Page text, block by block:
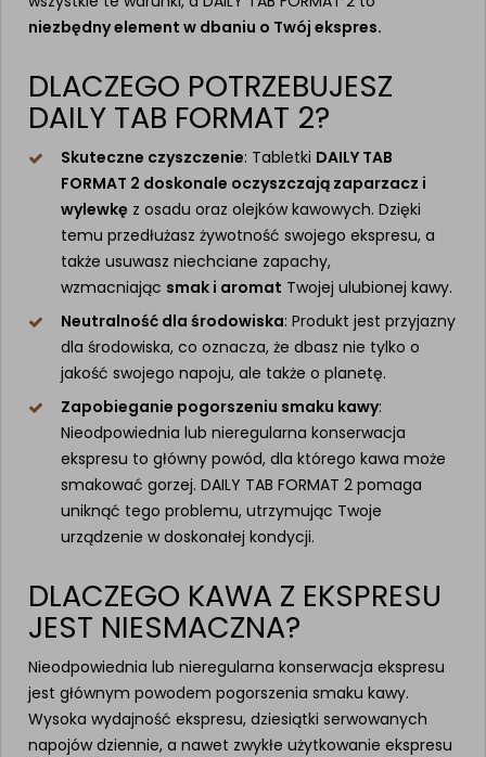
niezbędny element w dbaniu o Twój ekspres.
DLACZEGO POTRZEBUJESZ
DAILY TAB FORMAT 2?
Skuteczne czyszczenie: Tabletki DAILY TAB
FORMAT 2 doskonale oczyszczają zaparzacz i
wylewkę z osadu oraz olejków kawowych. Dzięki
temu przedłużasz żywotność swojego ekspresu, a
także usuwasz niechciane zapachy,
wzmacniając smak i aromat Twojej ulubionej kawy.
Neutralność dla środowiska: Produkt jest przyjazny
dla środowiska, co oznacza, że dbasz nie tylko o
jakość swojego napoju, ale także o planetę.
Zapobieganie pogorszeniu smaku kawy:
Nieodpowiednia lub nieregularna konserwacja
ekspresu to główny powód, dla którego kawa może
smakować gorzej. DAILY TAB FORMAT 2 pomaga
uniknąć tego problemu, utrzymując Twoje
urządzenie w doskonałej kondycji.
DLACZEGO KAWA Z EKSPRESU
JEST NIESMACZNA?
Nieodpowiednia lub nieregularna konserwacja ekspresu
jest głównym powodem pogorszenia smaku kawy.
Wysoka wydajność ekspresu, dziesiątki serwowanych
napojów dziennie, a nawet zwykłe użytkowanie ekspresu